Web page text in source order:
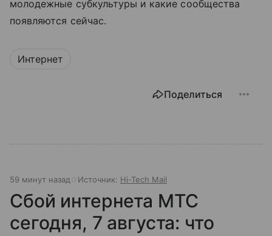
молодежные субкультуры и какие сообщества
появляются сейчас.
Интернет
Поделиться
59 минут назад Источник: Hi-Tech Mail
Сбой интернета МТС
сегодня, 7 августа: что